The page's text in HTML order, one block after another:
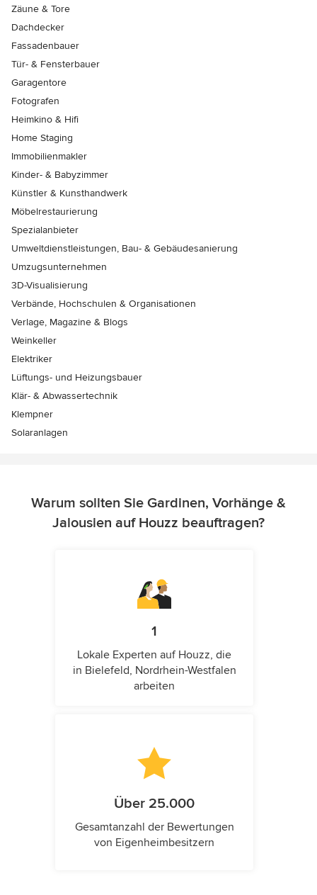
Zäune & Tore
Dachdecker
Fassadenbauer
Tür- & Fensterbauer
Garagentore
Fotografen
Heimkino & Hifi
Home Staging
Immobilienmakler
Kinder- & Babyzimmer
Künstler & Kunsthandwerk
Möbelrestaurierung
Spezialanbieter
Umweltdienstleistungen, Bau- & Gebäudesanierung
Umzugsunternehmen
3D-Visualisierung
Verbände, Hochschulen & Organisationen
Verlage, Magazine & Blogs
Weinkeller
Elektriker
Lüftungs- und Heizungsbauer
Klär- & Abwassertechnik
Klempner
Solaranlagen
Warum sollten Sie Gardinen, Vorhänge &
Jalousien auf Houzz beauftragen?
1
Lokale Experten auf Houzz, die
in Bielefeld, Nordrhein-Westfalen
arbeiten
Über 25.000
Gesamtanzahl der Bewertungen
von Eigenheimbesitzern